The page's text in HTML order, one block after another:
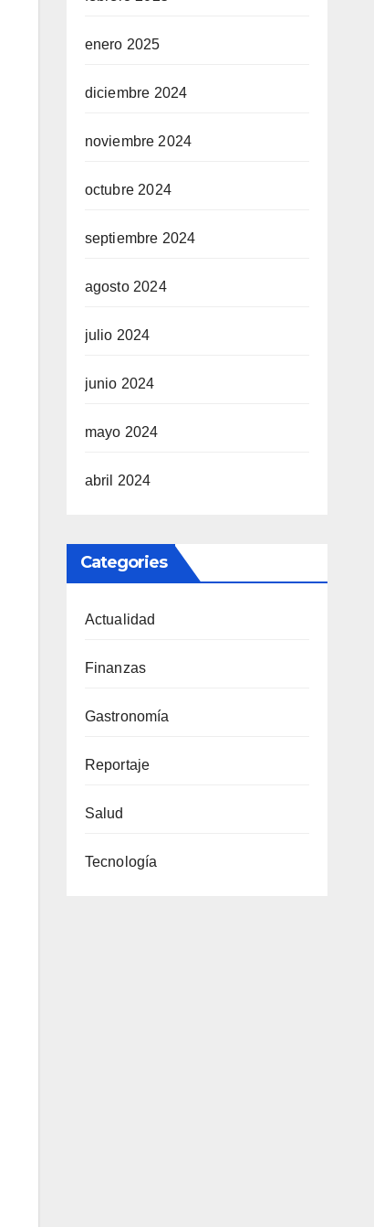
enero 2025
diciembre 2024
noviembre 2024
octubre 2024
septiembre 2024
agosto 2024
julio 2024
junio 2024
mayo 2024
abril 2024
Categories
Actualidad
Finanzas
Gastronomía
Reportaje
Salud
Tecnología